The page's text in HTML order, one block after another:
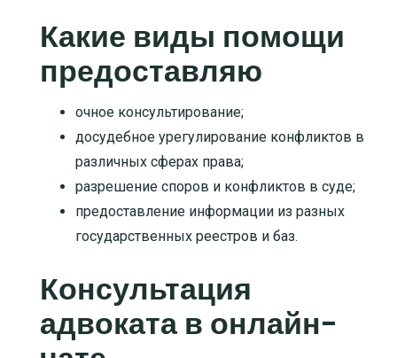
Какие виды помощи
предоставляю
очное консультирование;
досудебное урегулирование конфликтов в
различных сферах права;
разрешение споров и конфликтов в суде;
предоставление информации из разных
государственных реестров и баз.
Консультация
адвоката в онлайн-